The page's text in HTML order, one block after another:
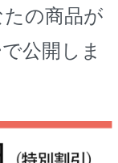
の商品が
公開しま